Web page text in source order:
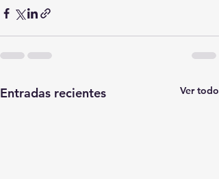
Entradas recientes Ver todo